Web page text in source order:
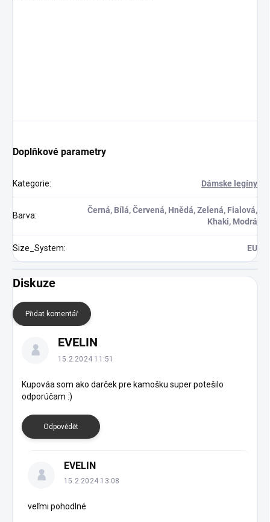
Doplňkové parametry
Kategorie: Dámske legíny
Barva:
Černá, Bílá, Červená, Hnědá, Zelená, Fialová,
Khaki, Modrá
Size_System: EU
Diskuze
Přidat komentář
EVELIN
15.2.2024 11:51
Kupováa som ako darček pre kamošku super potešilo
odporúčam :)
Odpovědět
EVELIN
15.2.2024 13:08
veľmi pohodlné